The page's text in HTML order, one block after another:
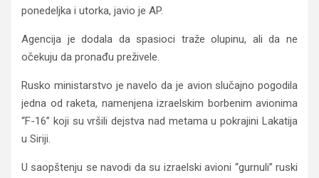
ponedeljka i utorka, javio je AP.
Agencija je dodala da spasioci traže olupinu, ali da ne
očekuju da pronađu preživele.
Rusko ministarstvo je navelo da je avion slučajno pogodila
jedna od raketa, namenjena izraelskim borbenim avionima
“F-16” koji su vršili dejstva nad metama u pokrajini Lakatija
u Siriji.
U saopštenju se navodi da su izraelski avioni “gurnuli” ruski